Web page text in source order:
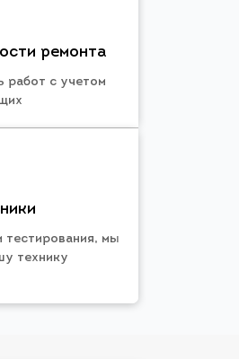
ремонта
работ с учетом
тестирования, мы
технику